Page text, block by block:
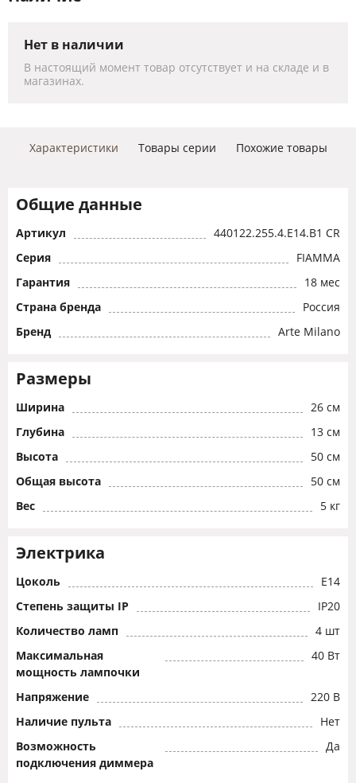
Нет в наличии
В настоящий момент товар отсутствует и на складе и в
магазинах.
Характеристики Товары серии Похожие товары
Общие данные
Артикул
440122.255.4.E14.B1 CR
Серия
FIAMMA
Гарантия
18 мес
Страна бренда
Россия
Бренд
Arte Milano
Размеры
Ширина
26 см
Глубина
13 см
Высота
50 см
Общая высота
50 см
Вес
5 кг
Электрика
Цоколь
E14
Степень защиты IP
IP20
Количество ламп
4 шт
Максимальная
мощность лампочки
40 Вт
Напряжение
220 В
Наличие пульта
Нет
Возможность
подключения диммера
Да